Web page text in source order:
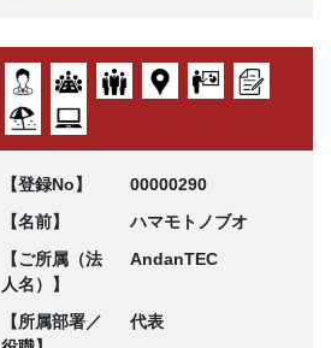
【登録No】
00000290
【名前】
ハマモトノブオ
【ご所属（法
人名）】
AndanTEC
【所属部署／
代表